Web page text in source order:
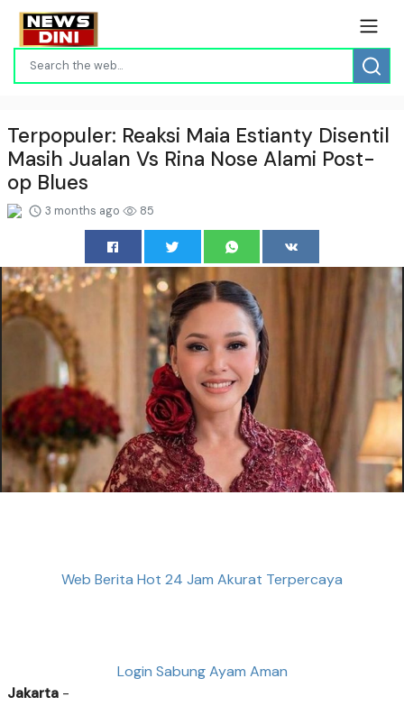
Terpopuler: Reaksi Maia Estianty Disentil
Masih Jualan Vs Rina Nose Alami Post-
op Blues
3 months ago 85
Web Berita Hot 24 Jam Akurat Terpercaya
Login Sabung Ayam Aman
Jakarta -